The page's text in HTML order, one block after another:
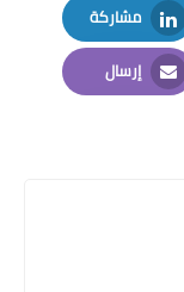
مشاركة
LinkedIn
إرسال
Email